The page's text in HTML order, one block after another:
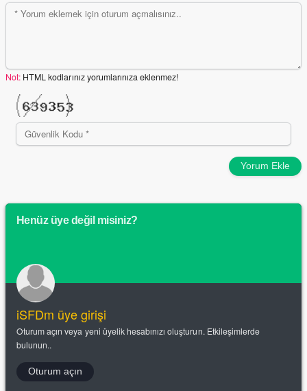
Not: HTML kodlarınız yorumlarınıza eklenmez!
Yorum Ekle
Henüz üye değil misiniz?
iSFDm üye girişi
Oturum açın veya yeni üyelik hesabınızı oluşturun. Etkileşimlerde
bulunun..
Oturum açın